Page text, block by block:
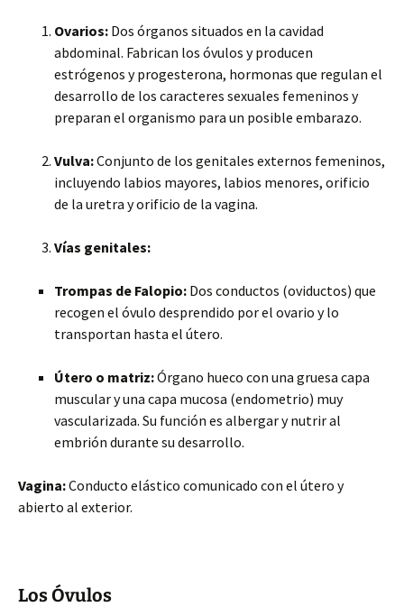
Ovarios: Dos órganos situados en la cavidad
abdominal. Fabrican los óvulos y producen
estrógenos y progesterona, hormonas que regulan el
desarrollo de los caracteres sexuales femeninos y
preparan el organismo para un posible embarazo.
Vulva:Conjunto de los genitales externos femeninos,
incluyendo labios mayores, labios menores, orificio
de la uretra y orificio de la vagina.
Vías genitales:
Trompas de Falopio: Dos conductos (oviductos) que
recogen el óvulo desprendido por el ovario y lo
transportan hasta el útero.
Útero o matriz:Órgano hueco con una gruesa capa
muscular y una capa mucosa (endometrio) muy
vascularizada. Su función es albergar y nutrir al
embrión durante su desarrollo.
Vagina:Conducto elástico comunicado con el útero y
abierto al exterior.
Los Óvulos